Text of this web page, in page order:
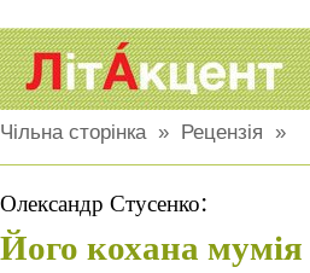
Чільна сторінка» Рецензія »
Олександр Стусенко:
Його кохана мумія